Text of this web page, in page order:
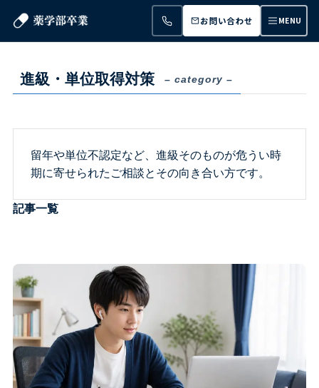
お問い合わせ MENU
進級・単位取得対策 – category –
留年や単位不認定など、進級そのものが危うい時
期に寄せられたご相談とその向き合い方です。
記事一覧